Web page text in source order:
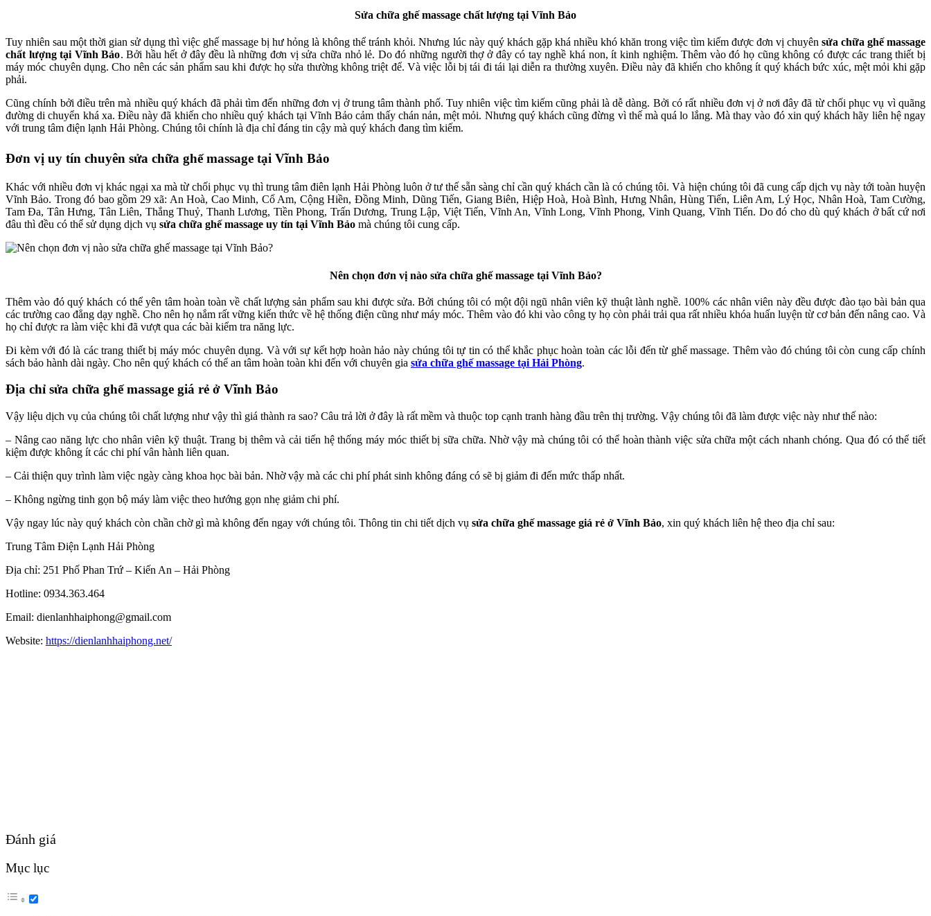
Sửa chữa ghế massage chất lượng tại Vĩnh Bảo
Tuy nhiên sau một thời gian sử dụng thì việc ghế massage bị hư hỏng là không thể tránh khỏi. Nhưng lúc này quý khách gặp khá nhiều khó khăn trong việc tìm kiếm được đơn vị chuyên sửa chữa ghế massage
chất lượng tại Vĩnh Bảo. Bởi hầu hết ở đây đều là những đơn vị sửa chữa nhỏ lẻ. Do đó những người thợ ở đây có tay nghề khá non, ít kinh nghiệm. Thêm vào đó họ cũng không có được các trang thiết bị
máy móc chuyên dụng. Cho nên các sản phẩm sau khi được họ sửa thường không triệt để. Và việc lỗi bị tái đi tái lại diễn ra thường xuyên. Điều này đã khiến cho không ít quý khách bức xúc, mệt mỏi khi gặp
phải.
Cũng chính bởi điều trên mà nhiều quý khách đã phải tìm đến những đơn vị ở trung tâm thành phố. Tuy nhiên việc tìm kiếm cũng phải là dễ dàng. Bởi có rất nhiều đơn vị ở nơi đây đã từ chối phục vụ vì quãng
đường di chuyển khá xa. Điều này đã khiến cho nhiều quý khách tại Vĩnh Bảo cảm thấy chán nản, mệt mỏi. Nhưng quý khách cũng đừng vì thế mà quá lo lắng. Mà thay vào đó xin quý khách hãy liên hệ ngay
với trung tâm điện lạnh Hải Phòng. Chúng tôi chính là địa chỉ đáng tin cậy mà quý khách đang tìm kiếm.
Đơn vị uy tín chuyên sửa chữa ghế massage tại Vĩnh Bảo
Khác với nhiều đơn vị khác ngại xa mà từ chối phục vụ thì trung tâm điên lạnh Hải Phòng luôn ở tư thế sẵn sàng chỉ cần quý khách cần là có chúng tôi. Và hiện chúng tôi đã cung cấp dịch vụ này tới toàn huyện
Vĩnh Bảo. Trong đó bao gồm 29 xã: An Hoà, Cao Minh, Cổ Am, Cộng Hiền, Đồng Minh, Dũng Tiến, Giang Biên, Hiệp Hoà, Hoà Bình, Hưng Nhân, Hùng Tiến, Liên Am, Lý Học, Nhân Hoà, Tam Cường,
Tam Đa, Tân Hưng, Tân Liên, Thắng Thuỷ, Thanh Lương, Tiền Phong, Trấn Dương, Trung Lập, Việt Tiến, Vĩnh An, Vĩnh Long, Vĩnh Phong, Vinh Quang, Vĩnh Tiến. Do đó cho dù quý khách ở bất cứ nơi
đâu thì đều có thể sử dụng dịch vụ sửa chữa ghế massage uy tín tại Vĩnh Bảo mà chúng tôi cung cấp.
Nên chọn đơn vị nào sửa chữa ghế massage tại Vĩnh Bảo?
Thêm vào đó quý khách có thể yên tâm hoàn toàn về chất lượng sản phẩm sau khi được sửa. Bởi chúng tôi có một đội ngũ nhân viên kỹ thuật lành nghề. 100% các nhân viên này đều được đào tạo bài bản qua
các trường cao đẳng dạy nghề. Cho nên họ nắm rất vững kiến thức về hệ thống điện cũng như máy móc. Thêm vào đó khi vào công ty họ còn phải trải qua rất nhiều khóa huấn luyện từ cơ bản đến nâng cao. Và
họ chỉ được ra làm việc khi đã vượt qua các bài kiểm tra năng lực.
Đi kèm với đó là các trang thiết bị máy móc chuyên dụng. Và với sự kết hợp hoàn hảo này chúng tôi tự tin có thể khắc phục hoàn toàn các lỗi đến từ ghế massage. Thêm vào đó chúng tôi còn cung cấp chính
sách bảo hành dài ngày. Cho nên quý khách có thể an tâm hoàn toàn khi đến với chuyên gia sửa chữa ghế massage tại Hải Phòng.
Địa chỉ sửa chữa ghế massage giá rẻ ở Vĩnh Bảo
Vậy liệu dịch vụ của chúng tôi chất lượng như vậy thì giá thành ra sao? Câu trả lời ở đây là rất mềm và thuộc top cạnh tranh hàng đầu trên thị trường. Vậy chúng tôi đã làm được việc này như thế nào:
– Nâng cao năng lực cho nhân viên kỹ thuật. Trang bị thêm và cải tiến hệ thống máy móc thiết bị sữa chữa. Nhờ vậy mà chúng tôi có thể hoàn thành việc sửa chữa một cách nhanh chóng. Qua đó có thể tiết
kiệm được không ít các chi phí vân hành liên quan.
– Cải thiện quy trình làm việc ngày càng khoa học bài bản. Nhờ vậy mà các chi phí phát sinh không đáng có sẽ bị giảm đi đến mức thấp nhất.
– Không ngừng tinh gọn bộ máy làm việc theo hướng gọn nhẹ giảm chi phí.
Vậy ngay lúc này quý khách còn chần chờ gì mà không đến ngay với chúng tôi. Thông tin chi tiết dịch vụ sửa chữa ghế massage giá rẻ ở Vĩnh Bảo, xin quý khách liên hệ theo địa chỉ sau:
Trung Tâm Điện Lạnh Hải Phòng
Địa chỉ: 251 Phố Phan Trứ – Kiến An – Hải Phòng
Hotline: 0934.363.464
Email: dienlanhhaiphong@gmail.com
Website: https://dienlanhhaiphong.net/
Đánh giá
Mục lục